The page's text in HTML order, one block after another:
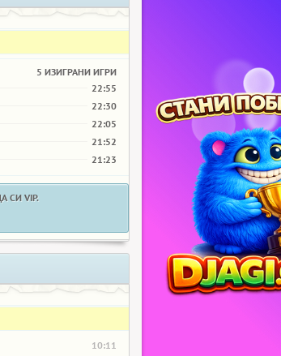
5 ИЗИГРАНИ ИГРИ
22:55
22:30
22:05
21:52
21:23
СИ VIP.
10:11